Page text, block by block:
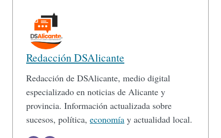
Redacción DSAlicante
Redacción de DSAlicante, medio digital
especializado en noticias de Alicante y
provincia. Información actualizada sobre
sucesos, política, economía y actualidad local.